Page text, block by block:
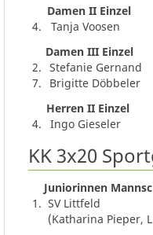
Damen II Einzel
4.
Tanja Voosen
Damen III Einzel
2. Stefanie Gernand
7.
Brigitte Döbbeler
Herren II Einzel
4.
Ingo Gieseler
KK 3x20
Juniorinnen
1. SV Littfeld
(Katharina Pieper,